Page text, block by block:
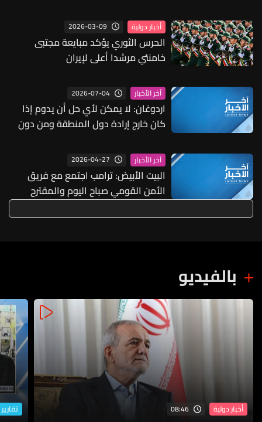
أخبار دولية 2026-03-09
الحرس الثوري يؤكد مبايعة مجتبى
خامنئي مرشدا أعلى لإيران
آخر الأخبار 2026-07-04
اردوغان: لا يمكن لأي حل أن يدوم إذا
كان خارج إرادة دول المنطقة ومن دون
آخر الأخبار 2026-04-27
البيت الأبيض: ترامب اجتمع مع فريق
الأمن القومي صباح اليوم والمقترح
الإيراني يجري مناقشته
بالفيديو
أخبار دولية 08:46